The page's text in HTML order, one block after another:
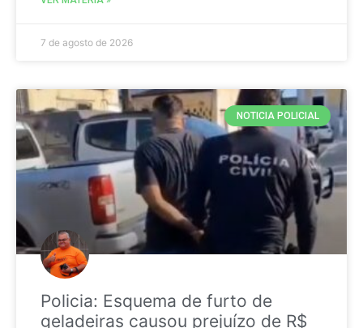
7 de agosto de 2026
NOTICIA POLICIAL
Policia: Esquema de furto de
geladeiras causou prejuízo de R$